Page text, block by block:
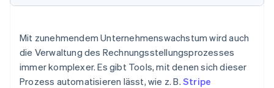
Mit zunehmendem Unternehmenswachstum wird auch
die Verwaltung des Rechnungsstellungsprozesses
immer komplexer. Es gibt Tools, mit denen sich dieser
Prozess automatisieren lässt, wie z. B. Stripe